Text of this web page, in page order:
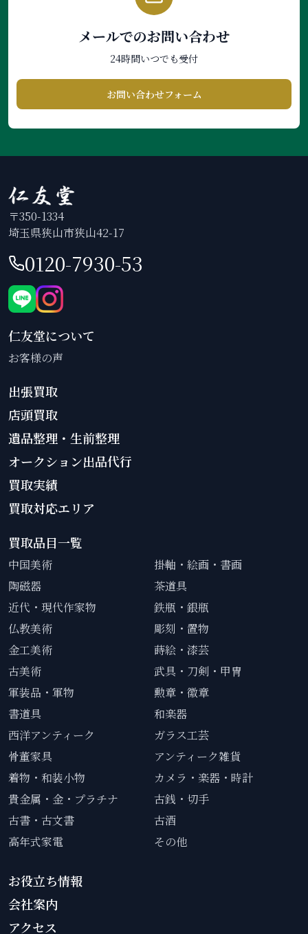
メールでのお問い合わせ
24時間いつでも受付
お問い合わせフォーム
〒350-1334
埼玉県狭山市狭山42-17
0120-7930-53
仁友堂について
お客様の声
出張買取
店頭買取
遺品整理・生前整理
オークション出品代行
買取実績
買取対応エリア
買取品目一覧
中国美術
掛軸・絵画・書画
陶磁器
茶道具
近代・現代作家物
鉄瓶・銀瓶
仏教美術
彫刻・置物
金工美術
蒔絵・漆芸
古美術
武具・刀剣・甲冑
軍装品・軍物
勲章・徽章
書道具
和楽器
西洋アンティーク
ガラス工芸
骨董家具
アンティーク雑貨
着物・和装小物
カメラ・楽器・時計
貴金属・金・プラチナ
古銭・切手
古書・古文書
古酒
高年式家電
その他
お役立ち情報
会社案内
アクセス